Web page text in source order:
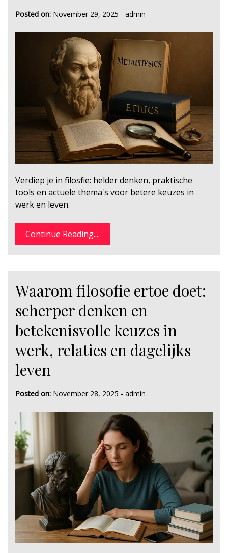
Posted on: November 29, 2025 - admin
Verdiep je in filosfie: helder denken, praktische
tools en actuele thema's voor betere keuzes in
werk en leven.
Continue Reading....
Waarom filosofie ertoe doet:
scherper denken en
betekenisvolle keuzes in
werk, relaties en dagelijks
leven
Posted on: November 28, 2025 - admin